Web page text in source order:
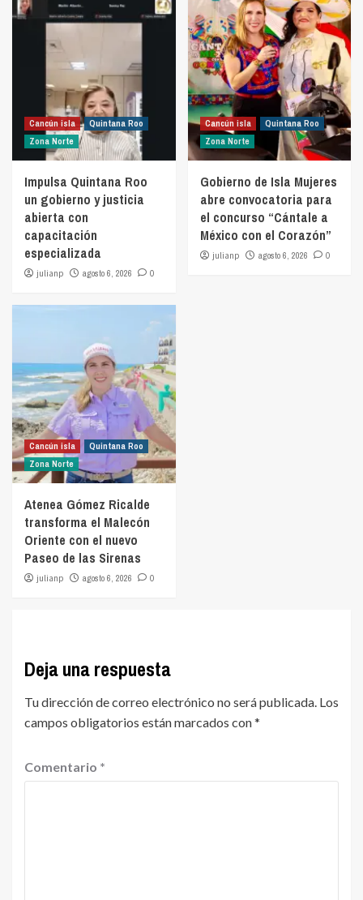
Cancún isla
Quintana Roo
Zona Norte
Impulsa Quintana Roo
un gobierno y justicia
abierta con
capacitación
especializada
julianp agosto 6, 2026 0
Cancún isla
Quintana Roo
Zona Norte
Gobierno de Isla Mujeres
abre convocatoria para
el concurso “Cántale a
México con el Corazón”
julianp agosto 6, 2026 0
Cancún isla
Quintana Roo
Zona Norte
Atenea Gómez Ricalde
transforma el Malecón
Oriente con el nuevo
Paseo de las Sirenas
julianp agosto 6, 2026 0
Deja una respuesta
Tu dirección de correo electrónico no será publicada. Los
campos obligatorios están marcados con*
Comentario *